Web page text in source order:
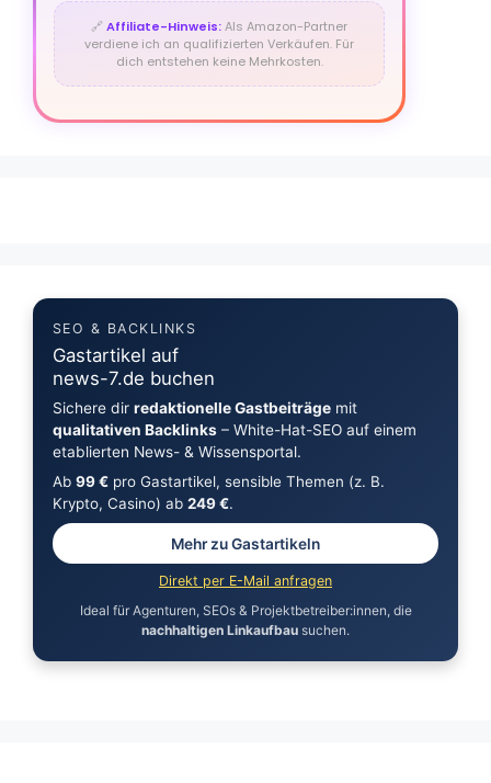
🔗Affiliate-Hinweis:Als Amazon-Partner
verdiene ich an qualifizierten Verkäufen. Für
dich entstehen keine Mehrkosten.
SEO & BACKLINKS
Gastartikel auf
news-7.de buchen
Sichere dir redaktionelle Gastbeiträgemit
qualitativen Backlinks– White-Hat-SEO auf einem
etablierten News- & Wissensportal.
Ab 99 €pro Gastartikel, sensible Themen (z. B.
Krypto, Casino) ab 249 €.
Mehr zu Gastartikeln
Direkt per E-Mail anfragen
Ideal für Agenturen, SEOs & Projektbetreiber:innen, die
nachhaltigen Linkaufbau suchen.